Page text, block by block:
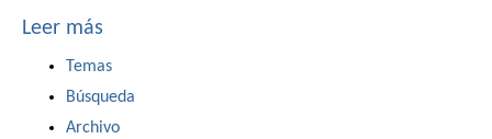
Leer más
Temas
Búsqueda
Archivo